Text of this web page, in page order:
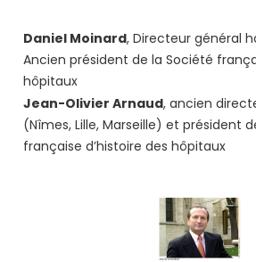
Daniel Moinard, Directeur général
Ancien président de la Société
hôpitaux
Jean-Olivier Arnaud, ancien
(Nîmes, Lille, Marseille) et président
française d’histoire des hôpitaux